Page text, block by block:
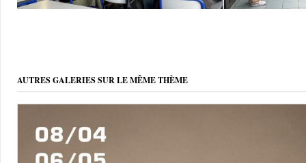
AUTRES GALERIES SUR LE MÊME THÈME